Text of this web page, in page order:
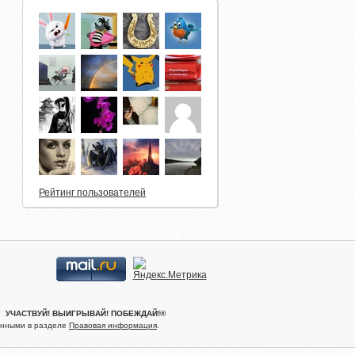
Рейтинг пользователей
УЧАСТВУЙ! ВЫИГРЫВАЙ! ПОБЕЖДАЙ!®
в разделе Правовая информация